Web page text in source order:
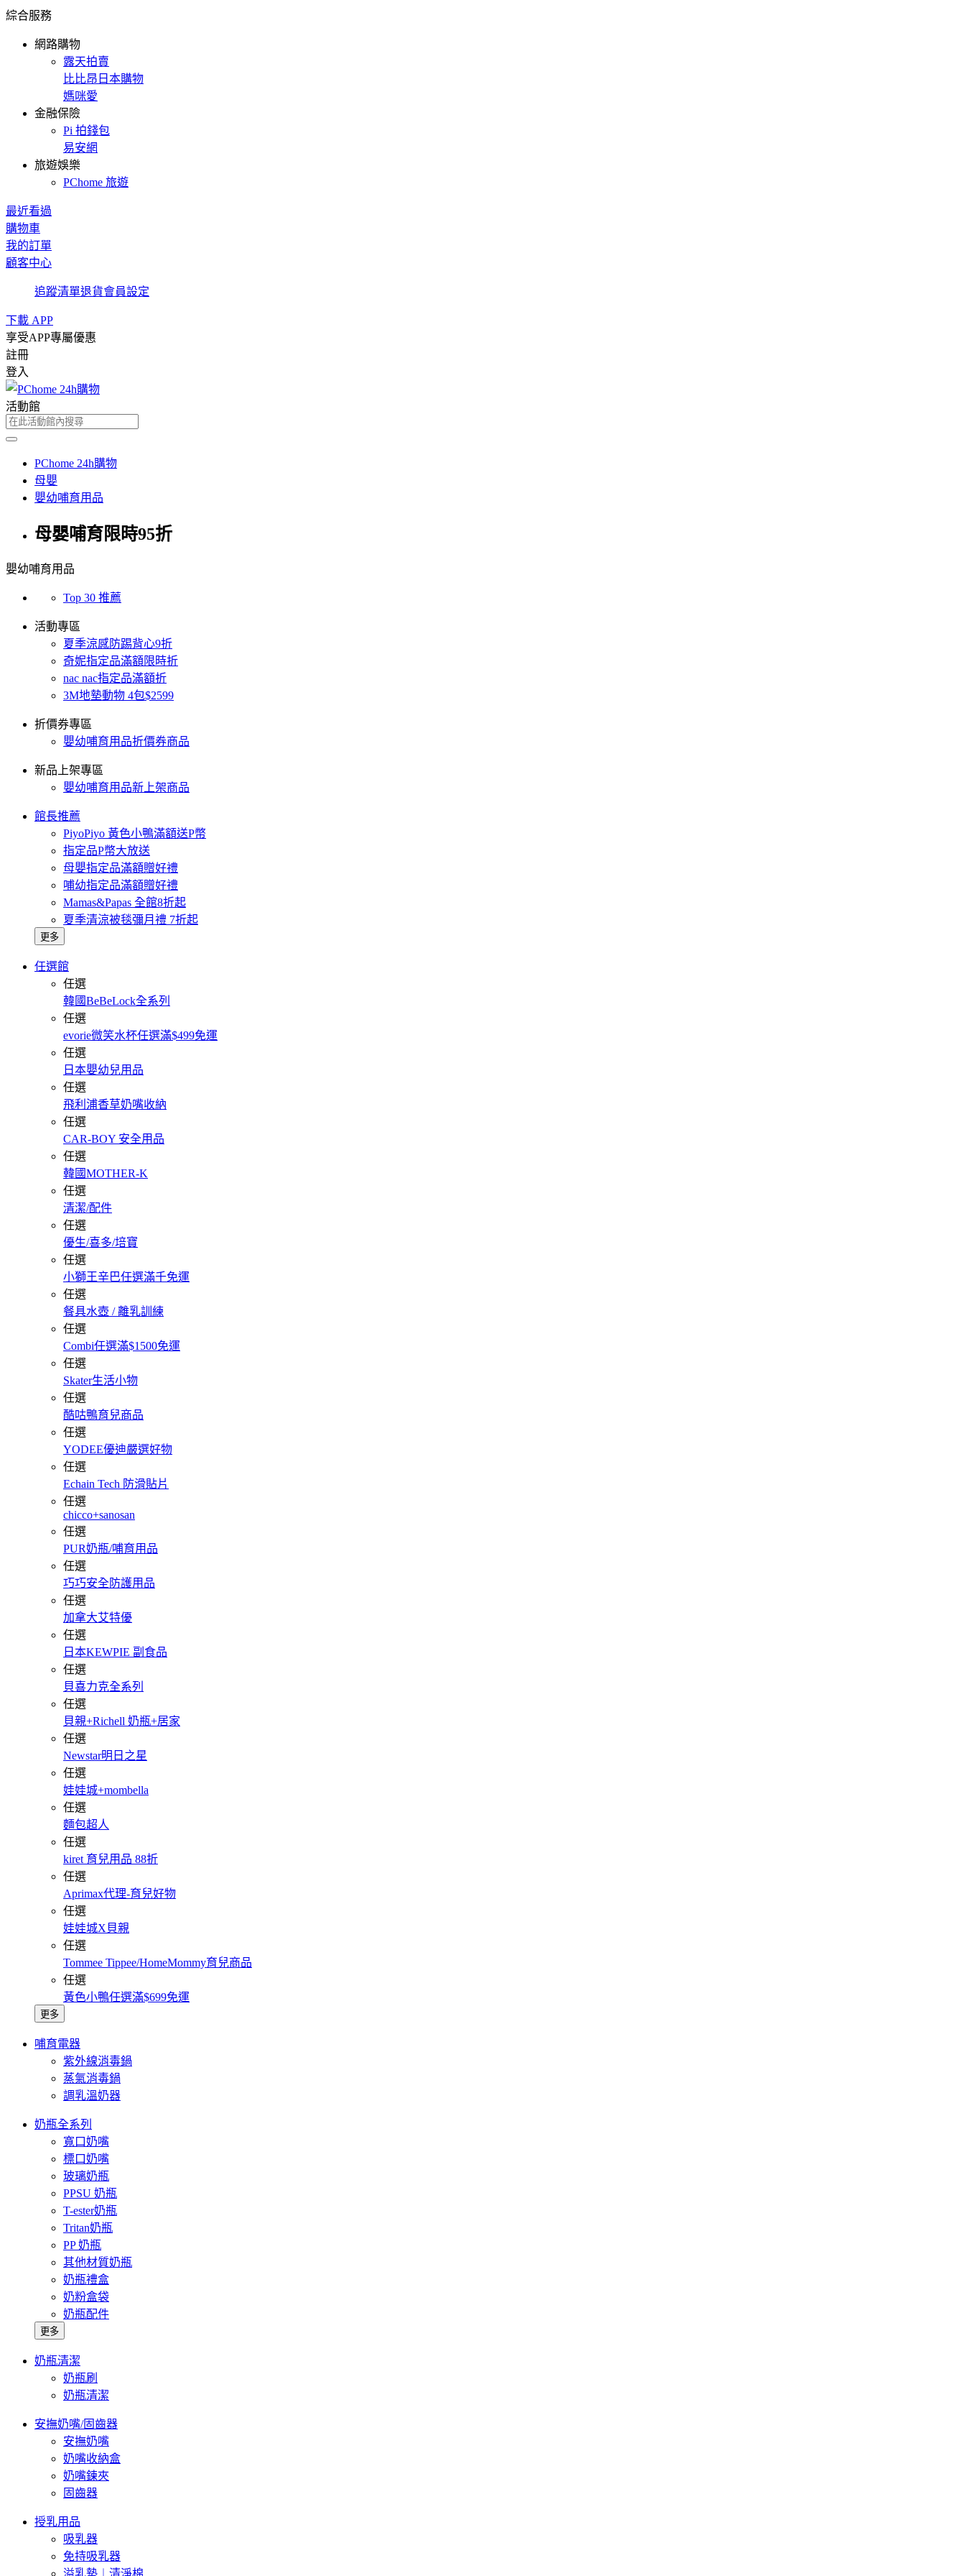
綜合服務
網路購物
露天拍賣
比比昂日本購物
媽咪愛
金融保險
Pi 拍錢包
易安網
旅遊娛樂
PChome 旅遊
最近看過
購物車
我的訂單
顧客中心
追蹤清單退貨會員設定
下載 APP
享受APP專屬優惠
註冊
登入
活動館
PChome 24h購物
母嬰
嬰幼哺育用品
母嬰哺育限時95折
嬰幼哺育用品
Top 30 推薦
活動專區
夏季涼感防踢背心9折
奇妮指定品滿額限時折
nac nac指定品滿額折
3M地墊動物 4包$2599
折價券專區
嬰幼哺育用品折價券商品
新品上架專區
嬰幼哺育用品新上架商品
館長推薦
PiyoPiyo 黃色小鴨滿額送P幣
指定品P幣大放送
母嬰指定品滿額贈好禮
哺幼指定品滿額贈好禮
Mamas&Papas 全館8折起
夏季清涼被毯彌月禮 7折起
更多
任選館
任選
韓國BeBeLock全系列
任選
evorie微笑水杯任選滿$499免運
任選
日本嬰幼兒用品
任選
飛利浦香草奶嘴收納
任選
CAR-BOY 安全用品
任選
韓國MOTHER-K
任選
清潔/配件
任選
優生/喜多/培寶
任選
小獅王辛巴任選滿千免運
任選
餐具水壺 / 離乳訓練
任選
Combi任選滿$1500免運
任選
Skater生活小物
任選
酷咕鴨育兒商品
任選
YODEE優迪嚴選好物
任選
Echain Tech 防滑貼片
任選
chicco+sanosan
任選
PUR奶瓶/哺育用品
任選
巧巧安全防護用品
任選
加拿大艾特優
任選
日本KEWPIE 副食品
任選
貝喜力克全系列
任選
貝親+Richell 奶瓶+居家
任選
Newstar明日之星
任選
娃娃城+mombella
任選
麵包超人
任選
kiret 育兒用品 88折
任選
Aprimax代理-育兒好物
任選
娃娃城X貝親
任選
Tommee Tippee/HomeMommy育兒商品
任選
黃色小鴨任選滿$699免運
更多
哺育電器
紫外線消毒鍋
蒸氣消毒鍋
調乳溫奶器
奶瓶全系列
寬口奶嘴
標口奶嘴
玻璃奶瓶
PPSU 奶瓶
T-ester奶瓶
Tritan奶瓶
PP 奶瓶
其他材質奶瓶
奶瓶禮盒
奶粉盒袋
奶瓶配件
更多
奶瓶清潔
奶瓶刷
奶瓶清潔
安撫奶嘴/固齒器
安撫奶嘴
奶嘴收納盒
奶嘴鍊夾
固齒器
授乳用品
吸乳器
免持吸乳器
溢乳墊︱清淨棉